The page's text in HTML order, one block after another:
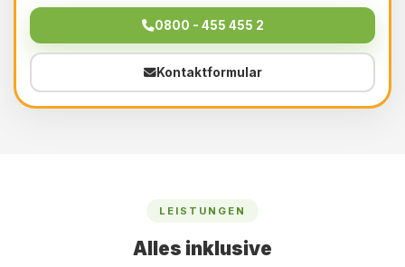
0800 - 455 455 2
Kontaktformular
LEISTUNGEN
Alles inklusive